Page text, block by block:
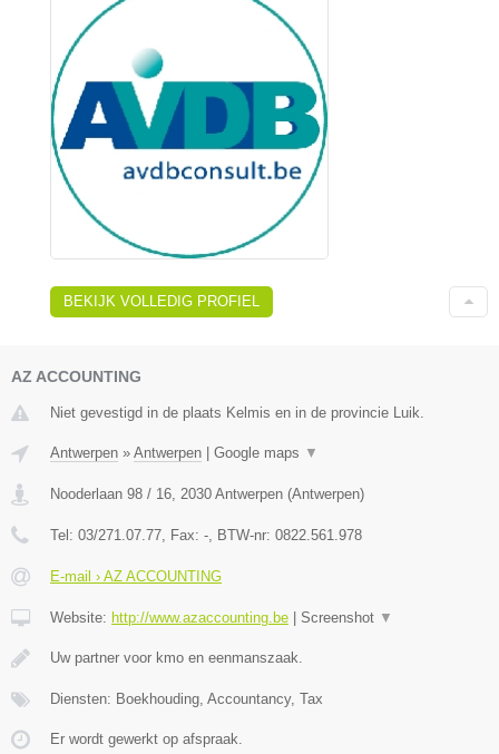
BEKIJK VOLLEDIG PROFIEL
AZ ACCOUNTING
Niet gevestigd in de plaats Kelmis en in de provincie Luik.
Antwerpen » Antwerpen | Google maps ▼
Nooderlaan 98 / 16 2030 Antwerpen (Antwerpen)
Tel: 03/271.07.77 , Fax: - , BTW-nr: 0822.561.978
E-mail › AZ ACCOUNTING
Website: http://www.azaccounting.be | Screenshot ▼
Uw partner voor kmo en eenmanszaak.
Diensten: Boekhouding, Accountancy, Tax
Er wordt gewerkt op afspraak.